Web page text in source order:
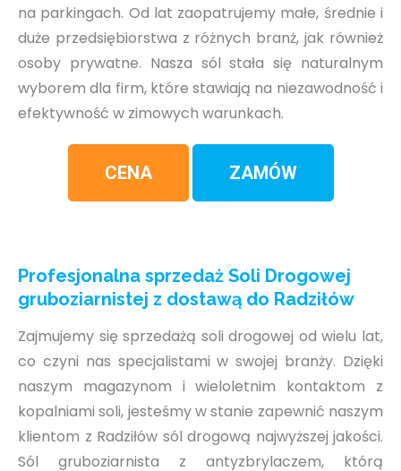
na parkingach. Od lat zaopatrujemy małe, średnie i
duże przedsiębiorstwa z różnych branż, jak również
osoby prywatne. Nasza sól stała się naturalnym
wyborem dla firm, które stawiają na niezawodność i
efektywność w zimowych warunkach.
CENA ZAMÓW
Profesjonalna sprzedaż Soli Drogowej
gruboziarnistej z dostawą do Radziłów
Zajmujemy się sprzedażą soli drogowej od wielu lat,
co czyni nas specjalistami w swojej branży. Dzięki
naszym magazynom i wieloletnim kontaktom z
kopalniami soli, jesteśmy w stanie zapewnić naszym
klientom z Radziłów sól drogową najwyższej jakości.
Sól gruboziarnista z antyzbrylaczem, którą